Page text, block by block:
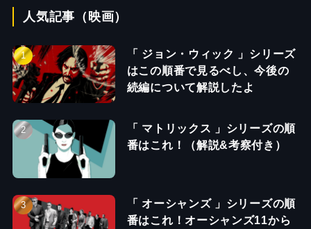
人気記事（映画）
「 ジョン・ウィック 」シリーズ
はこの順番で見るべし、今後の
続編について解説したよ
「 マトリックス 」シリーズの順
番はこれ！（解説&考察付き）
「 オーシャンズ 」シリーズの順
番はこれ！オーシャンズ11から